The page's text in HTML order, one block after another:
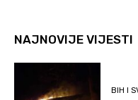
NAJNOVIJE VIJESTI
BIH I